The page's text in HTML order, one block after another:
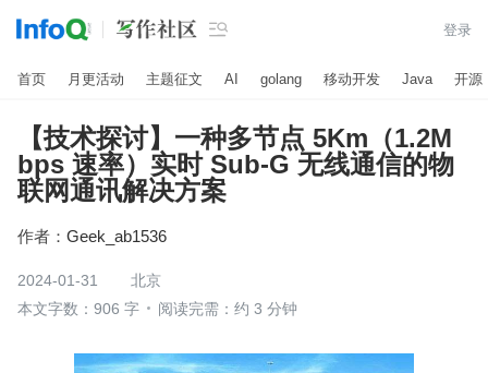
 登录
首页 月更活动 主题征文 AI golang 移动开发 Java 开源
【技术探讨】一种多节点 5Km（1.2M
bps 速率）实时 Sub-G 无线通信的物
联网通讯解决方案
作者： Geek_ab1536
2024-01-31
北京
本文字数：906 字
阅读完需：约 3 分钟